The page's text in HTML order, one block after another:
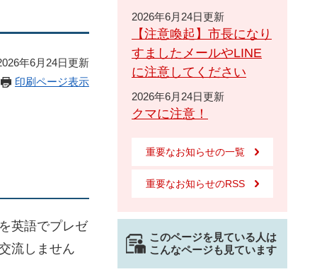
年6月24日更新
印刷ページ表示
英語でプレゼ
流しません
2026年6月24日更新
【注意喚起】市長になり
すましたメールやLINE
に注意してください
2026年6月24日更新
クマに注意！
重要なお知らせの一覧
重要なお知らせのRSS
このページを見ている人は
こんなページも見ています